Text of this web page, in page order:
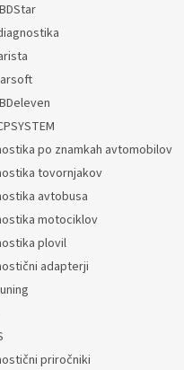
po znamkah avtomobilov
tovornjakov
avtobusa
motociklov
plovil
adapterji
priročniki